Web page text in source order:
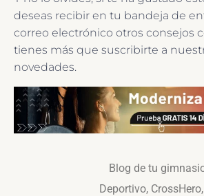
deseas recibir en tu bandeja de
correo electrónico otros consejos
tienes más que suscribirte a
novedades.
Blog de tu
Deportivo, CrossHero,